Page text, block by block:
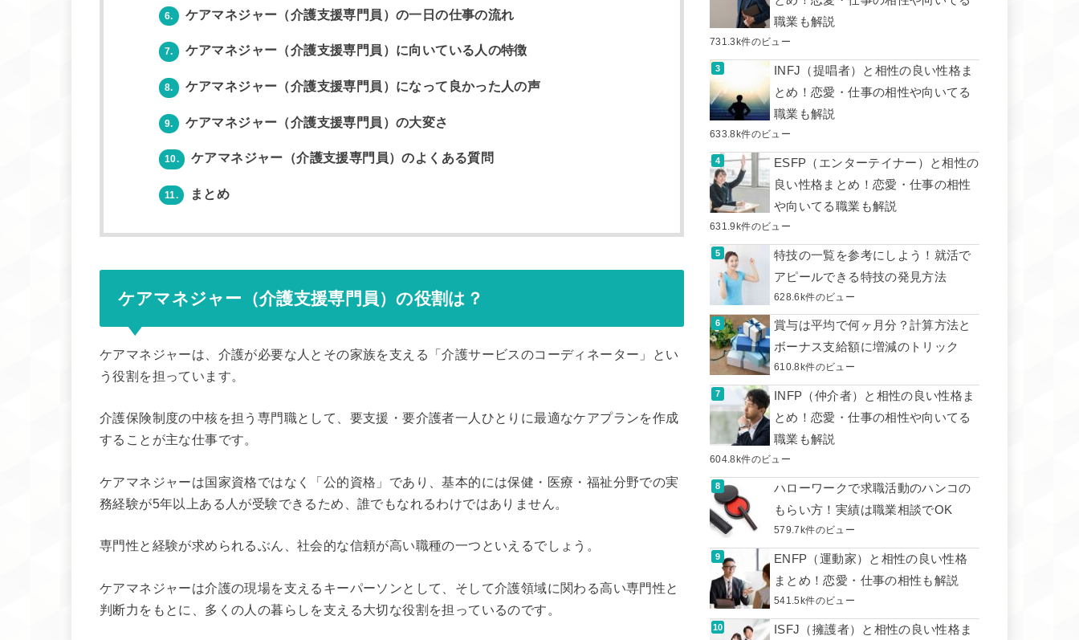
6. ケアマネジャー（介護支援専門員）の一日の仕事の流れ
7. ケアマネジャー（介護支援専門員）に向いている人の特徴
8. ケアマネジャー（介護支援専門員）になって良かった人の声
9. ケアマネジャー（介護支援専門員）の大変さ
10. ケアマネジャー（介護支援専門員）のよくある質問
11. まとめ
ケアマネジャー（介護支援専門員）の役割は？
ケアマネジャーは、介護が必要な人とその家族を支える「介護サービスのコーディネーター」とい
う役割を担っています。
介護保険制度の中核を担う専門職として、要支援・要介護者一人ひとりに最適なケアプランを作成
することが主な仕事です。
ケアマネジャーは国家資格ではなく「公的資格」であり、基本的には保健・医療・福祉分野での実
務経験が5年以上ある人が受験できるため、誰でもなれるわけではありません。
専門性と経験が求められるぶん、社会的な信頼が高い職種の一つといえるでしょう。
ケアマネジャーは介護の現場を支えるキーパーソンとして、そして介護領域に関わる高い専門性と
判断力をもとに、多くの人の暮らしを支える大切な役割を担っているのです。
職業も解説
731.3k件のビュー
INFJ（提唱者）と相性の良い性格ま
とめ！恋愛・仕事の相性や向いてる
職業も解説
633.8k件のビュー
ESFP（エンターテイナー）と相性の
良い性格まとめ！恋愛・仕事の相性
や向いてる職業も解説
631.9k件のビュー
特技の一覧を参考にしよう！就活で
アピールできる特技の発見方法
628.6k件のビュー
賞与は平均で何ヶ月分？計算方法と
ボーナス支給額に増減のトリック
610.8k件のビュー
INFP（仲介者）と相性の良い性格ま
とめ！恋愛・仕事の相性や向いてる
職業も解説
604.8k件のビュー
ハローワークで求職活動のハンコの
もらい方！実績は職業相談でOK
579.7k件のビュー
ENFP（運動家）と相性の良い性格
まとめ！恋愛・仕事の相性も解説
541.5k件のビュー
ISFJ（擁護者）と相性の良い性格ま